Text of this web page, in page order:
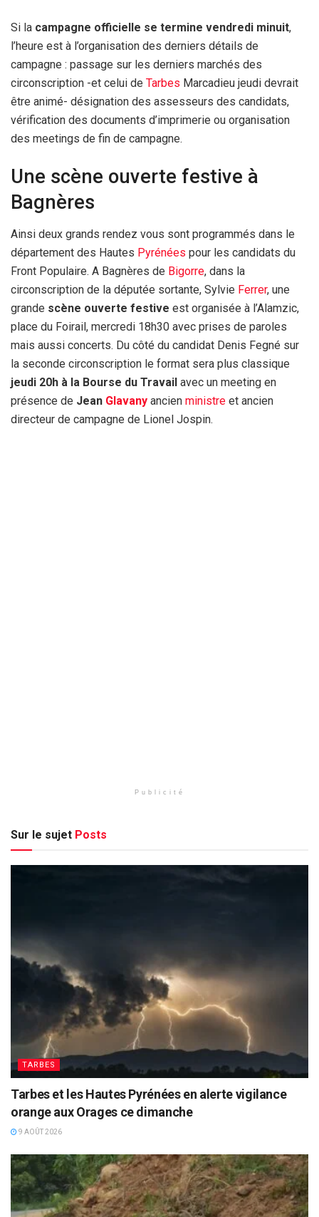
Si la campagne officielle se termine vendredi minuit,
l’heure est à l’organisation des derniers détails de
campagne : passage sur les derniers marchés des
circonscription -et celui de Tarbes Marcadieu jeudi devrait
être animé- désignation des assesseurs des candidats,
vérification des documents d’imprimerie ou organisation
des meetings de fin de campagne.
Une scène ouverte festive à
Bagnères
Ainsi deux grands rendez vous sont programmés dans le
département des Hautes Pyrénées pour les candidats du
Front Populaire. A Bagnères de Bigorre, dans la
circonscription de la députée sortante, Sylvie Ferrer, une
grande scène ouverte festive est organisée à l’Alamzic,
place du Foirail, mercredi 18h30 avec prises de paroles
mais aussi concerts. Du côté du candidat Denis Fegné sur
la seconde circonscription le format sera plus classique
jeudi 20h à la Bourse du Travail avec un meeting en
présence de Jean Glavany ancien ministre et ancien
directeur de campagne de Lionel Jospin.
Publicité
Sur le sujet Posts
TARBES
Tarbes et les Hautes Pyrénées en alerte vigilance
orange aux Orages ce dimanche
9 AOÛT 2026